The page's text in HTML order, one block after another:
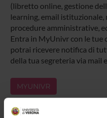
(libretto online, gestione
learning, email
procedure amministrative,
Entra in MyUnivr con le tue
potrai ricevere notifica di
della tua segreteria via mail
MYUNIVR